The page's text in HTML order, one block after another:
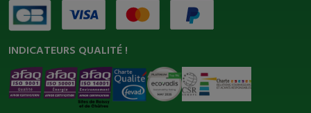
INDICATEURS QUALITÉ !